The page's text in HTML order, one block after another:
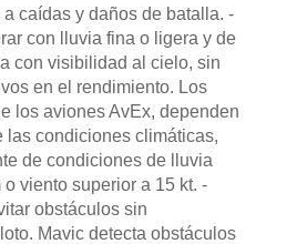
caídas y daños de batalla. -
con lluvia fina o ligera y de
con visibilidad al cielo, sin
en el rendimiento. Los
los aviones AvEx, dependen
las condiciones climáticas,
de condiciones de lluvia
viento superior a 15 kt. -
obstáculos sin
Mavic detecta obstáculos